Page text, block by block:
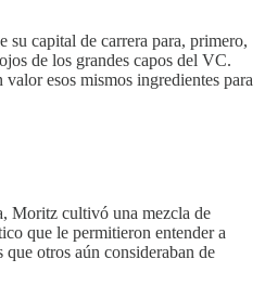
su capital de carrera para, primero,
de los grandes capos del VC.
esos mismos ingredientes para
Moritz cultivó una mezcla de
que le permitieron entender a
otros aún consideraban de